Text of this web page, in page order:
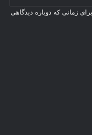
زمانی که دوباره دیدگاهی